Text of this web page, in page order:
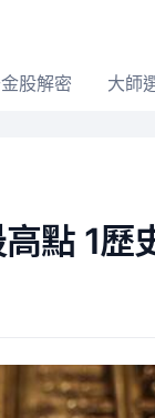
股解密 大師
點 1